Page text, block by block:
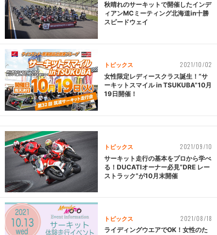
秋晴れのサーキットで開催したインデ
ィアンMCミーティング北海道in十勝
スピードウェイ
トピックス 2021/10/02
女性限定レディースクラス誕生！“サ
ーキットスマイル in TSUKUBA”10月
19日開催！
トピックス 2021/09/10
サーキット走行の基本をプロから学べ
る！DUCATIオーナー必見“DRE レー
ストラック”が10月末開催
トピックス 2021/08/18
ライディングウエアでOK！女性のた